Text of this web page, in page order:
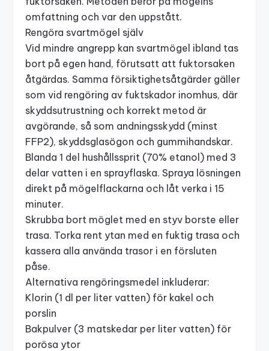
omfattning och var den uppstått.
Rengöra svartmögel själv
Vid mindre angrepp kan svartmögel ibland tas
bort på egen hand, förutsatt att fuktorsaken
åtgärdas. Samma försiktighetsåtgärder gäller
som vid rengöring av fuktskador inomhus, där
skyddsutrustning och korrekt metod är
avgörande, så som andningsskydd (minst
FFP2), skyddsglasögon och gummihandskar.
Blanda 1 del hushållssprit (70% etanol) med 3
delar vatten i en sprayflaska. Spraya lösningen
direkt på mögelflackarna och låt verka i 15
minuter.
Skrubba bort möglet med en styv borste eller
trasa. Torka rent ytan med en fuktig trasa och
kassera alla använda trasor i en försluten
påse.
Alternativa rengöringsmedel inkluderar:
Klorin (1 dl per liter vatten) för kakel och
porslin
Bakpulver (3 matskedar per liter vatten) för
porösa ytor